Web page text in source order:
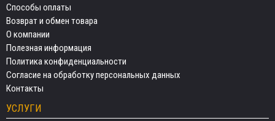
Способы оплаты
Возврат и обмен товара
О компании
Полезная информация
Политика конфиденциальности
Согласие на обработку персональных данных
Контакты
УСЛУГИ